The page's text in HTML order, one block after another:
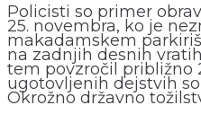
Policisti so primer
25. novembra, ko je
makadamskem
na zadnjih desnih
tem povzročil približno
ugotovljenih dejstvih
Okrožno državno